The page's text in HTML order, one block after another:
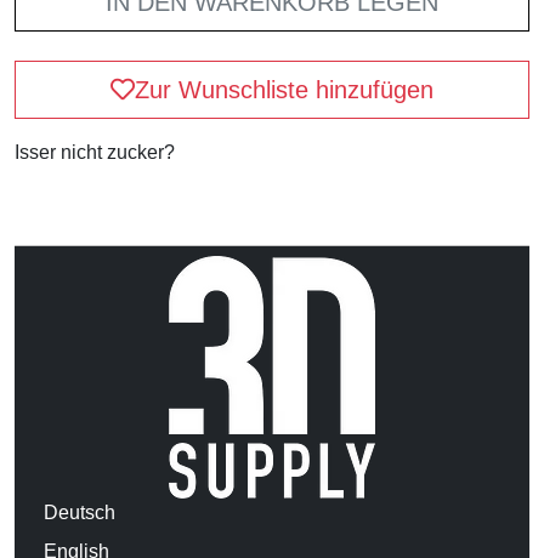
Zur Wunschliste hinzufügen
Isser nicht zucker?
Deutsch
English